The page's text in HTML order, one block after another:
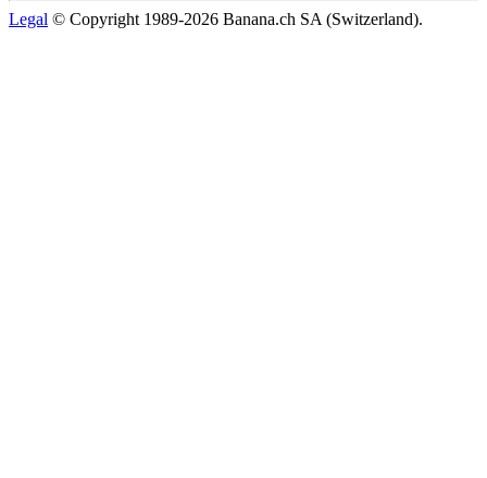
Legal © Copyright 1989-2026 Banana.ch SA (Switzerland).